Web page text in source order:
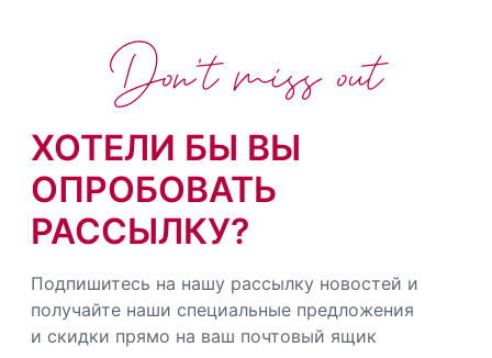
ХОТЕЛИ БЫ ВЫ
ОПРОБОВАТЬ
РАССЫЛКУ?
Подпишитесь на нашу рассылку новостей и
получайте наши специальные предложения
и скидки прямо на ваш почтовый ящик
Don't miss out